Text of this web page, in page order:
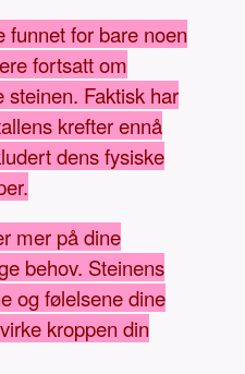
funnet for bare noen
fortsatt om
steinen. Faktisk har
krefter ennå
dens fysiske
mer på dine
behov. Steinens
og følelsene dine
kroppen din